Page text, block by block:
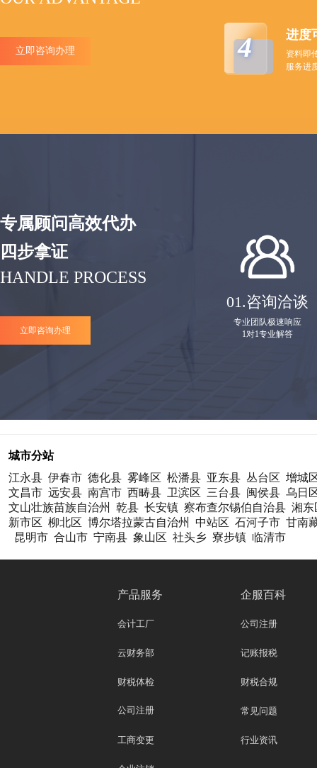
立即咨询办理 4 进度
资料即
服务进
专属顾问高效代办
四步拿证
HANDLE PROCESS
立即咨询办理
01.咨询洽谈
专业团队极速响应
1对1专业解答
城市分站
江永县 伊春市 德化县 雾峰区 松潘县 亚东县 丛台区 增城
文昌市 远安县 南宫市 西畴县 卫滨区 三台县 闽侯县 乌日
文山壮族苗族自治州
乾县 长安镇 察布查尔锡伯自治县 湘东
新市区 柳北区 博尔塔拉蒙古自治州 中站区 石河子市 甘南
昆明市 合山市 宁南县 象山区 社头乡 寮步镇 临清市
产品服务
会计工厂
云财务部
财税体检
公司注册
工商变更
企服百科
公司注册
记账报税
财税合规
常见问题
行业资讯